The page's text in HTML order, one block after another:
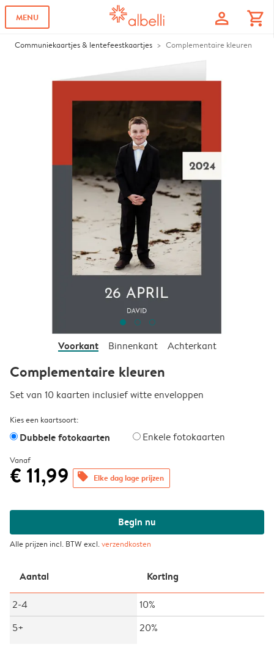
MENU profile shopping_cart
Communiekaartjes & lentefeestkaartjes Complementaire kleuren
Voorkant Binnenkant Achterkant
Complementaire kleuren
Set van 10 kaarten inclusief witte enveloppen
Kies een kaartsoort:
Dubbele fotokaarten Enkele fotokaarten
Vanaf
€ 11,99 offers Elke dag lage prijzen
Begin nu
Alle prijzen incl. BTW excl.verzendkosten
Aantal Korting
2-4
10%
5+
20%